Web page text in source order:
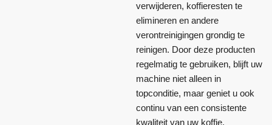
verwijderen, koffieresten te
elimineren en andere
verontreinigingen grondig te
reinigen. Door deze producten
regelmatig te gebruiken, blijft uw
machine niet alleen in
topconditie, maar geniet u ook
continu van een consistente
kwaliteit van uw koffie.